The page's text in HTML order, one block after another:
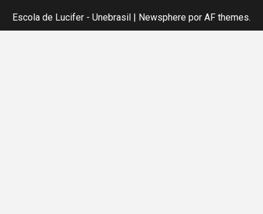
Escola de Lucifer - Unebrasil Newsphere por AF themes.